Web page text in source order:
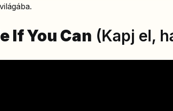
If You Can (Kapj el,